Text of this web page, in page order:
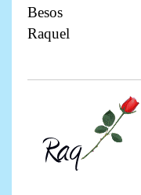
Besos
Raquel